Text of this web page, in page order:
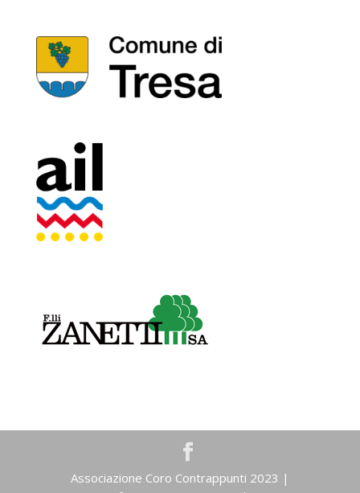
Associazione Coro Contrappunti 2023 |